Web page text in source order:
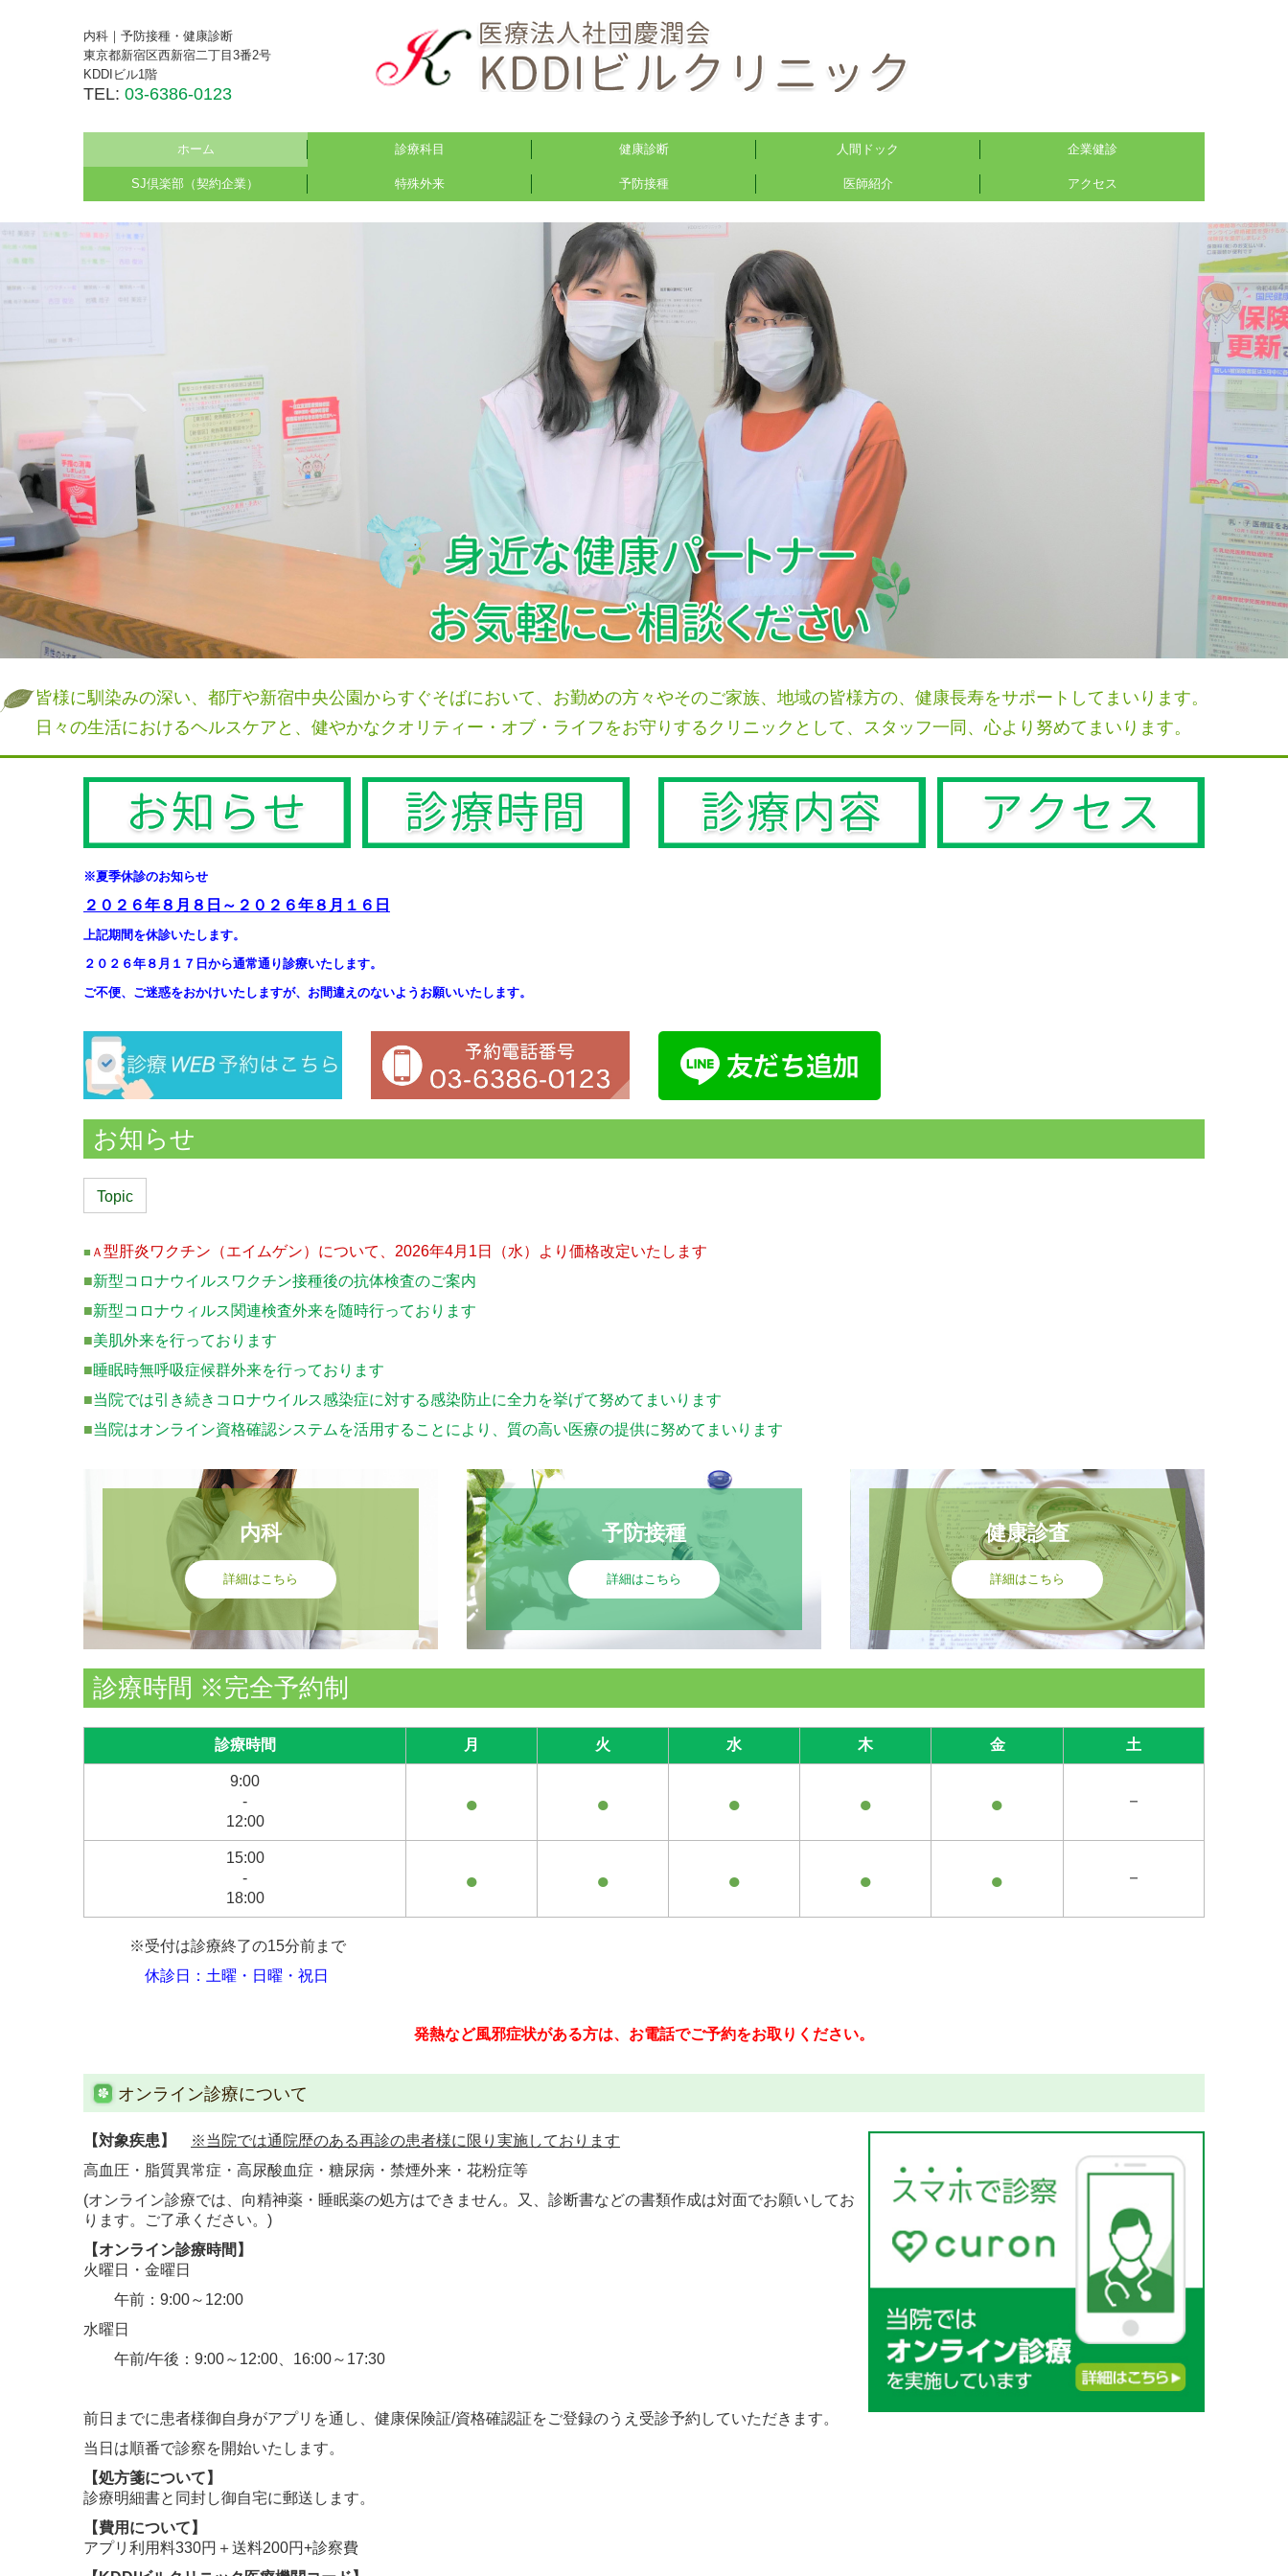
内科｜予防接種・健康診断
東京都新宿区西新宿二丁目3番2号
KDDIビル1階
TEL: 03-6386-0123
ホーム 診療科目
内科
健康診断
検査項目
人間ドック 企業健診
SJ倶楽部（契約企業） 特殊外来 予防接種 医師紹介 アクセス
皆様に馴染みの深い、都庁や新宿中央公園からすぐそばにおいて、お勤めの方々やそのご家族、地域の皆様方の、健康長寿をサポートしてまいります。
日々の生活におけるヘルスケアと、健やかなクオリティー・オブ・ライフをお守りするクリニックとして、スタッフ一同、心より努めてまいります。
※夏季休診のお知らせ
２０２６年８月８日～２０２６年８月１６日
上記期間を休診いたします。
２０２６年８月１７日から通常通り診療いたします。
ご不便、ご迷惑をおかけいたしますが、お間違えのないようお願いいたします。
お知らせ
Topic
■ Ａ 型肝炎ワクチン（エイムゲン）について、 2026年4月1日（水）より価格改定いたします
■新型コロナウイルスワクチン接種後の抗体検査のご案内
■新型コロナウィルス関連検査外来を随時行っております
■美肌外来を行っております
■睡眠時無呼吸症候群外来を行っております
■当院では引き続きコロナウイルス感染症に対する感染防止に全力を挙げて努めてまいります
■当院はオンライン資格確認システムを活用することにより、質の高い医療の提供に努めてまいります
内科
詳細はこちら
予防接種
詳細はこちら
健康診査
詳細はこちら
診療時間 ※完全予約制
診療時間 月 火 水 木 金 土
9:00
-
12:00
● ● ● ● ● －
15:00
-
18:00
● ● ● ● ● －
※受付は診療終了の15分前まで
休診日： 土曜・日曜・祝日
発熱など風邪症状がある方は、 お電話でご予約をお取りください。
オンライン診療について
【対象疾患】 ※当院では通院歴のある再診の患者様に限り実施しております
高血圧・脂質異常症・高尿酸血症・糖尿病・禁煙外来・花粉症等
(オンライン診療では、向精神薬・睡眠薬の処方はできません。又、診断書などの書類作成は対面でお願いしてお
ります。ご了承ください。)
【オンライン診療時間】
火曜日・金曜日
午前：9:00～12:00
水曜日
午前/午後： 9:00～12:00、 16:00～17:30
前日までに患者様御自身がアプリを通し、健康保険証/資格確認証をご登録のうえ 受診予約していただきます。
当日は順番で診察を開始いたします。
【処方箋について】
診療明細書と同封し御自宅に郵送します。
【費用について】
アプリ利用料330円＋送料200円+診察費